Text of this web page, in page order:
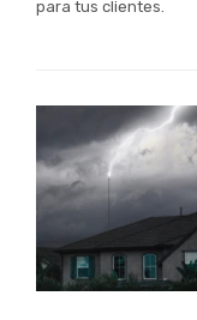
para tus clientes.